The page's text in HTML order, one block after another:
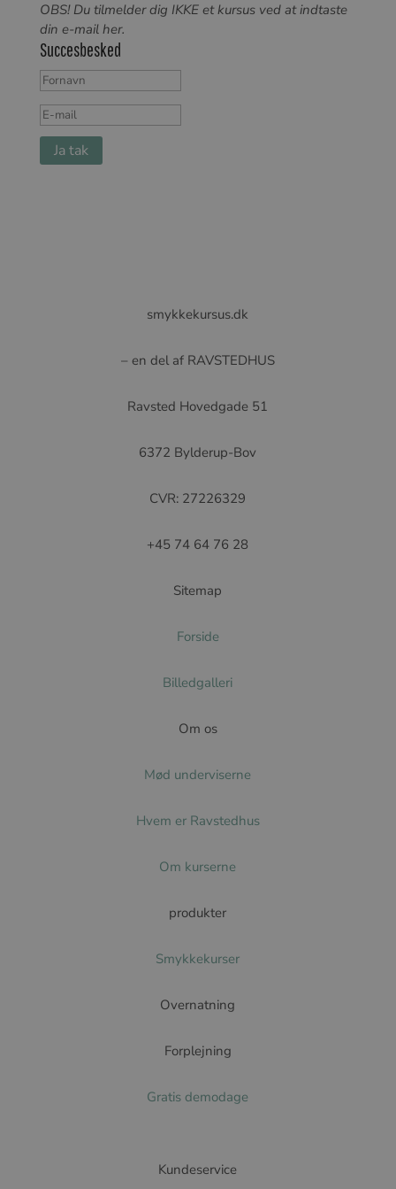
OBS! Du tilmelder dig IKKE et kursus ved at indtaste
din e-mail her.
Succesbesked
Ja tak
smykkekursus.dk
– en del af RAVSTEDHUS
Ravsted Hovedgade 51
6372 Bylderup-Bov
CVR: 27226329
+45 74 64 76 28
Sitemap
Forside
Billedgalleri
Om os
Mød underviserne
Hvem er Ravstedhus
Om kurserne
produkter
Smykkekurser
Overnatning
Forplejning
Gratis demodage
Kundeservice